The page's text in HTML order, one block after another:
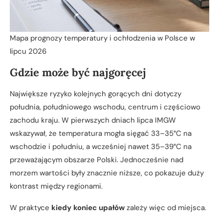
Mapa prognozy temperatury i ochłodzenia w Polsce w
lipcu 2026
Gdzie może być najgoręcej
Największe ryzyko kolejnych gorących dni dotyczy
południa, południowego wschodu, centrum i częściowo
zachodu kraju. W pierwszych dniach lipca IMGW
wskazywał, że temperatura mogła sięgać 33–35°C na
wschodzie i południu, a wcześniej nawet 35–39°C na
przeważającym obszarze Polski. Jednocześnie nad
morzem wartości były znacznie niższe, co pokazuje duży
kontrast między regionami.
W praktyce kiedy koniec upałów zależy więc od miejsca.